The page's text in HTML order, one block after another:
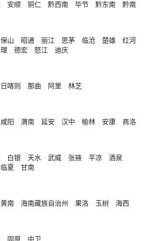
安顺 铜仁 黔西南 毕节 黔东南 黔南
保山 昭通 丽江 思茅 临沧 楚雄
红河
德宏 怒江 迪庆
日喀则 那曲 阿里 林芝
咸阳 渭南 延安 汉中 榆林 安康 商洛
白银 天水 武威 张掖 平凉
酒泉
临夏 甘南
黄南 海南藏族自治州 果洛 玉树 海西
固原 中卫